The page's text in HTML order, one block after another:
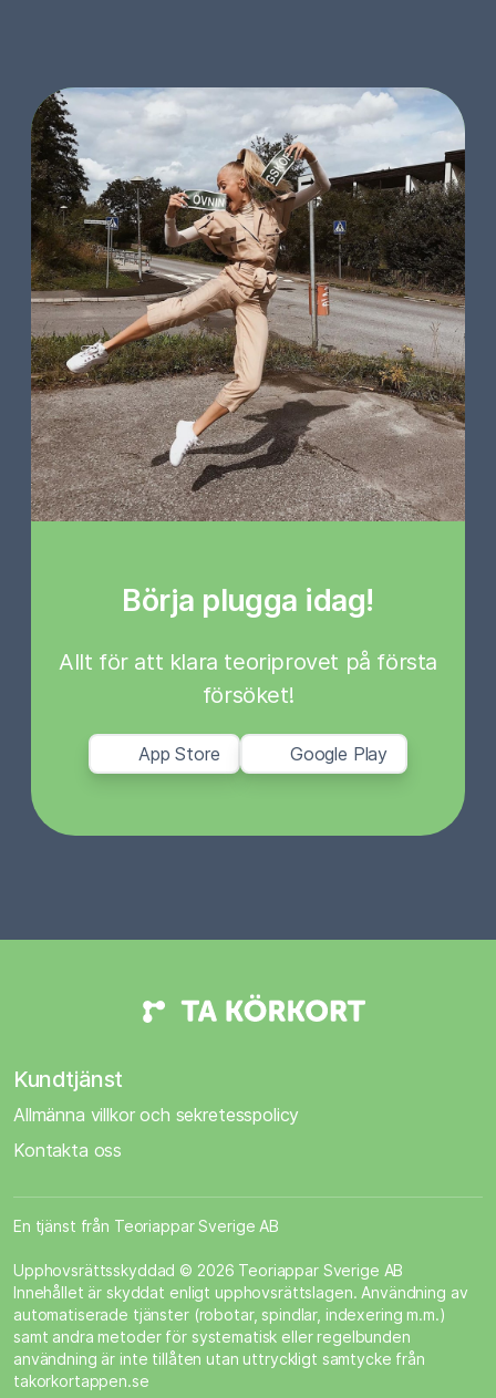
Börja plugga idag!
Allt för att klara teoriprovet på första
försöket!
App Store Google Play
Kundtjänst
Allmänna villkor och sekretesspolicy
Kontakta oss
En tjänst från Teoriappar Sverige AB
Upphovsrättsskyddad © 2026 Teoriappar Sverige AB
Innehållet är skyddat enligt upphovsrättslagen. Användning av
automatiserade tjänster (robotar, spindlar, indexering m.m.)
samt andra metoder för systematisk eller regelbunden
användning är inte tillåten utan uttryckligt samtycke från
takorkortappen.se